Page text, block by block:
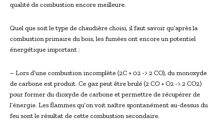
qualité de combustion encore meilleure.
Quel que soit le type de chaudière choisi, il faut savoir qu’après la
combustion primaire du bois, les fumées ont encore un potentiel
énergétique important :
– Lors d’une combustion incomplète (2C + 02 -> 2 CO), du monoxyde
de carbone est produit. Ce gaz peut être brulé (2 CO + O2 -> 2 CO2)
pour former du dioxyde de carbone et permettre de récupérer de
l’énergie. Les flammes qu’on voit naître spontanément au-dessus du
feu sont le résultat de cette combustion secondaire.